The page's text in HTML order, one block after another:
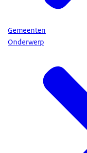
Gemeenten
Onderwerp